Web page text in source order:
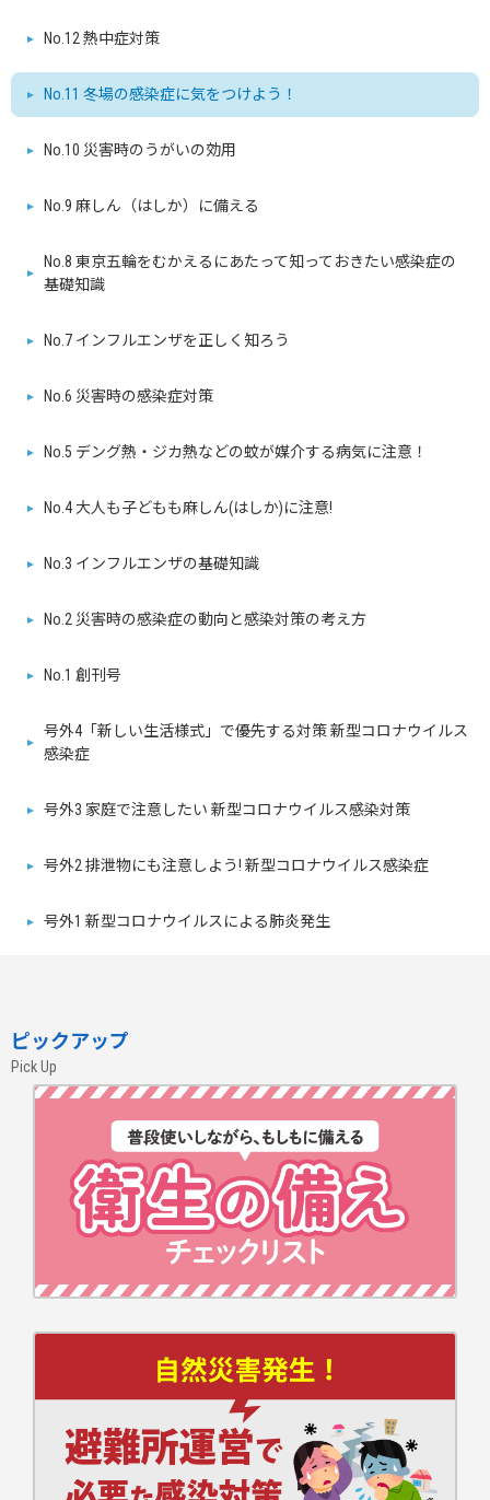
No.12 熱中症対策
No.11 冬場の感染症に気をつけよう！
No.10 災害時のうがいの効用
No.9 麻しん（はしか）に備える
No.8 東京五輪をむかえるにあたって知っておきたい感染症の
基礎知識
No.7 インフルエンザを正しく知ろう
No.6 災害時の感染症対策
No.5 デング熱・ジカ熱などの蚊が媒介する病気に注意！
No.4 大人も子どもも麻しん(はしか)に注意!
No.3 インフルエンザの基礎知識
No.2 災害時の感染症の動向と感染対策の考え方
No.1 創刊号
号外4「新しい生活様式」で優先する対策 新型コロナウイルス
感染症
号外3 家庭で注意したい 新型コロナウイルス感染対策
号外2 排泄物にも注意しよう! 新型コロナウイルス感染症
号外1 新型コロナウイルスによる肺炎発生
ピックアップ
Pick Up